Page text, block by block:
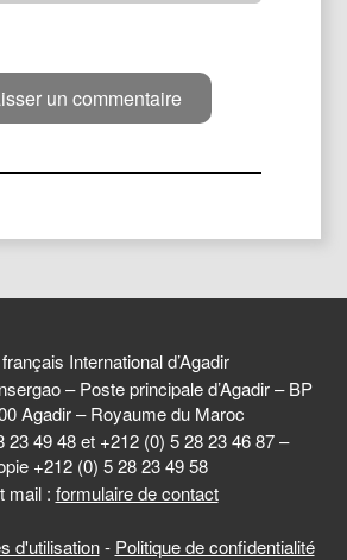
International d’Agadir
– Poste principale d’Agadir – BP
Agadir – Royaume du Maroc
23 49 48 et +212 (0) 5 28 23 46 87 –
+212 (0) 5 28 23 49 58
mail : formulaire de contact
d'utilisation- Politique de confidentialité